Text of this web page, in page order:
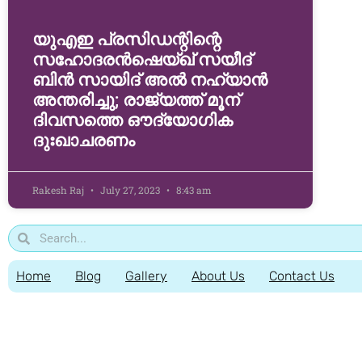
യുഎഇ പ്രസിഡന്റിന്റെ
സഹോദരൻഷെയ്ഖ് സയീദ്
ബിൻ സായിദ് അൽ നഹ്യാന്‍
അന്തരിച്ചു; രാജ്യത്ത് മൂന്
ദിവസത്തെ ഔദ്യോഗിക
ദുഃഖാചരണം
Rakesh Raj July 27, 2023 8:43 am
Home Blog Gallery About Us Contact Us